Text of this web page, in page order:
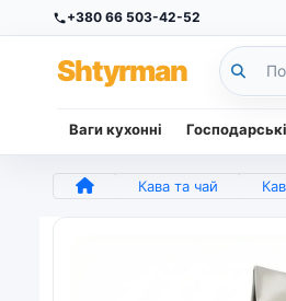
+380 66 503-42-52
Shtyrman
Ваги кухонні
Кава та чай